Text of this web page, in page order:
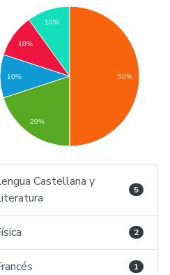
10%
10%
10%
20%
50%
Castellana y
5
2
1